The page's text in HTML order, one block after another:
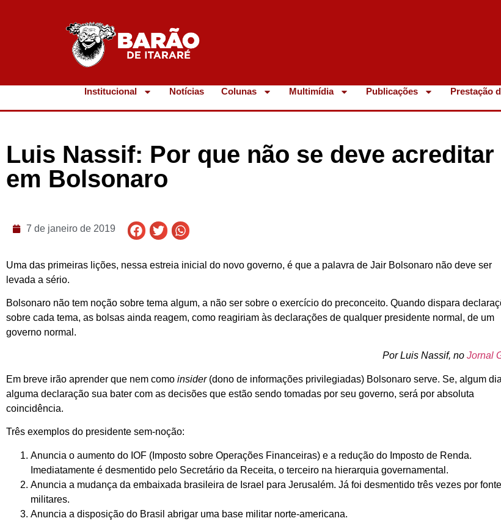
Institucional Notícias Colunas Multimídia Publicações Prestação
Luis Nassif: Por que não se deve acreditar
em Bolsonaro
7 de janeiro de 2019
Uma das primeiras lições, nessa estreia inicial do novo governo, é que a palavra de Jair Bolsonaro não deve ser
levada a sério.
Bolsonaro não tem noção sobre tema algum, a não ser sobre o exercício do preconceito. Quando dispara
sobre cada tema, as bolsas ainda reagem, como reagiriam às declarações de qualquer presidente normal, de um
governo normal.
Por Luis Nassif, noJornal
Em breve irão aprender que nem como insider(dono de informações privilegiadas) Bolsonaro serve. Se, algum
alguma declaração sua bater com as decisões que estão sendo tomadas por seu governo, será por absoluta
coincidência.
Três exemplos do presidente sem-noção:
Anuncia o aumento do IOF (Imposto sobre Operações Financeiras) e a redução do Imposto de Renda.
Imediatamente é desmentido pelo Secretário da Receita, o terceiro na hierarquia governamental.
Anuncia a mudança da embaixada brasileira de Israel para Jerusalém. Já foi desmentido três vezes por
militares.
Anuncia a disposição do Brasil abrigar uma base militar norte-americana.